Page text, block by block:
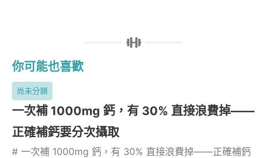
你可能也喜歡
尚未分類
一次補 1000mg 鈣，有 30% 直接浪費掉——
正確補鈣要分次攝取
# 一次補 1000mg 鈣，有 30% 直接浪費掉——正確補鈣